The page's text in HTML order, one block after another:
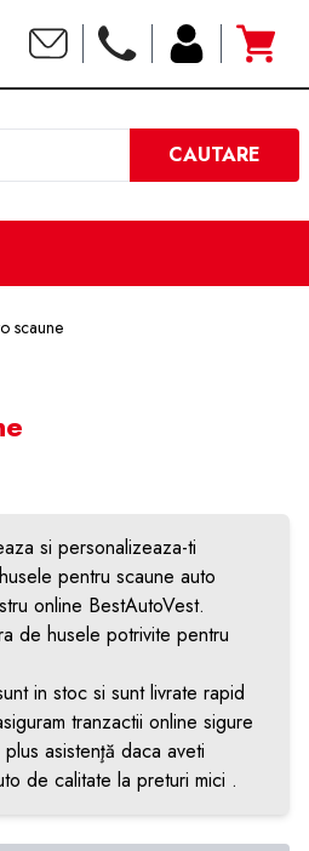
CAUTARE
scaune
si personalizeaza-ti
pentru scaune auto
online BestAutoVest.
de husele potrivite pentru
in stoc si sunt livrate rapid
tranzactii online sigure
asistenţă daca aveti
de calitate la preturi mici .